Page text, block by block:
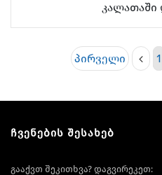
კალათაში
პირველი 1
ჩვენების შესახებ
გააქვთ შეკითხვა? დაგვირეკეთ: